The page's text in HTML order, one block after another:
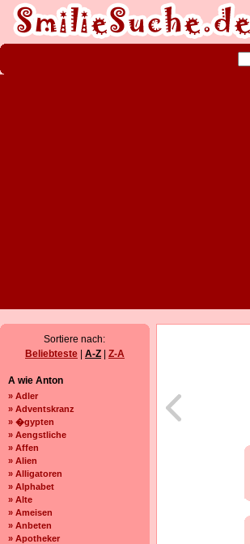
Sortiere nach:
Beliebteste
A-Z Z-A
A wie Anton
» Adler
» Adventskranz
» �gypten
» Aengstliche
» Affen
» Alien
» Alligatoren
» Alphabet
» Alte
» Ameisen
» Anbeten
» Apotheker